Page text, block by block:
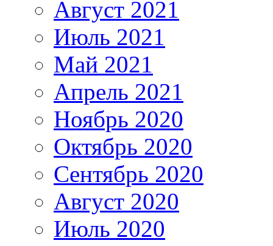
Август 2021
Июль 2021
Май 2021
Апрель 2021
Ноябрь 2020
Октябрь 2020
Сентябрь 2020
Август 2020
Июль 2020